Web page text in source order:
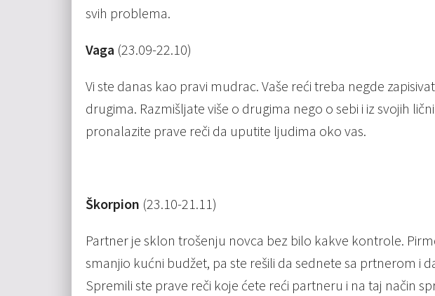
svih problema.
Vaga (23.09-22.10)
Vi ste danas kao pravi mudrac. Vaše reći treba negde
drugima. Razmišljate više o drugima nego o sebi i iz svojih
pronalazite prave reči da uputite ljudima oko vas.
Škorpion (23.10-21.11)
Partner je sklon trošenju novca bez bilo kakve kontrole.
smanjio kućni budžet, pa ste rešili da sednete sa prtnerom i
Spremili ste prave reči koje ćete reći partneru i na taj način